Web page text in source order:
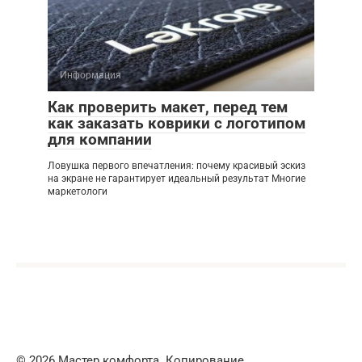
Информация
Как проверить макет, перед тем
как заказать коврики с логотипом
для компании
Ловушка первого впечатления: почему красивый эскиз
на экране не гарантирует идеальный результат Многие
маркетологи